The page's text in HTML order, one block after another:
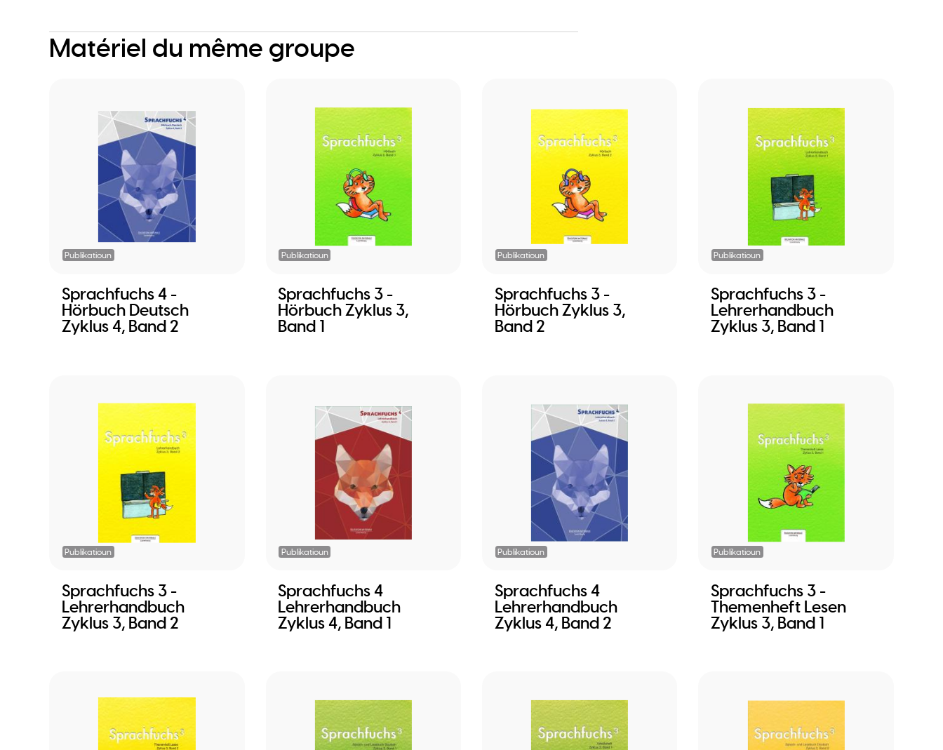
Matériel du même groupe
Publikatioun
Sprachfuchs 4 -
Hörbuch Deutsch
Zyklus 4, Band 2
Publikatioun
Sprachfuchs 3 -
Hörbuch Zyklus 3,
Band 1
Publikatioun
Sprachfuchs 3 -
Hörbuch Zyklus 3,
Band 2
Publikatioun
Sprachfuchs 3 -
Lehrerhandbuch
Zyklus 3, Band 1
Publikatioun
Sprachfuchs 3 -
Lehrerhandbuch
Zyklus 3, Band 2
Publikatioun
Sprachfuchs 4
Lehrerhandbuch
Zyklus 4, Band 1
Publikatioun
Sprachfuchs 4
Lehrerhandbuch
Zyklus 4, Band 2
Publikatioun
Sprachfuchs 3 -
Themenheft Lesen
Zyklus 3, Band 1